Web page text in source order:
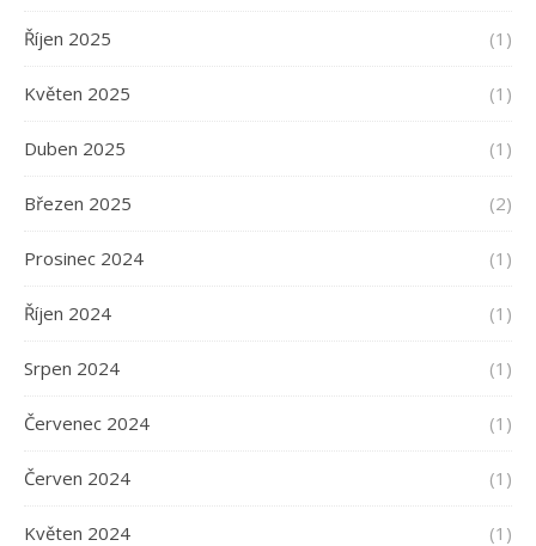
Říjen 2025 (1)
Květen 2025 (1)
Duben 2025 (1)
Březen 2025 (2)
Prosinec 2024 (1)
Říjen 2024 (1)
Srpen 2024 (1)
Červenec 2024 (1)
Červen 2024 (1)
Květen 2024 (1)